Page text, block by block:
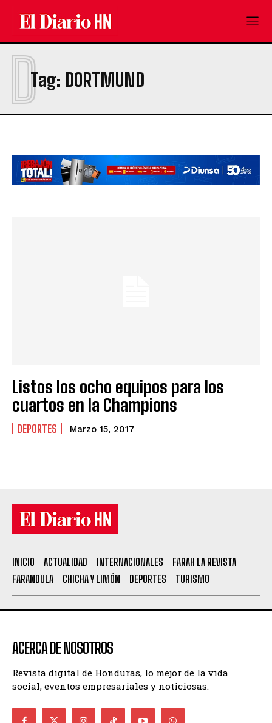
Tag: DORTMUND
D
Listos los ocho equipos para los
cuartos en la Champions
DEPORTES Marzo 15, 2017
INICIO ACTUALIDAD INTERNACIONALES
FARAH LA REVISTA
FARANDULA
CHICHA Y LIMÓN DEPORTES TURISMO
ACERCA DE NOSOTROS
Revista digital de Honduras, lo mejor de la vida
social, eventos empresariales y noticiosas.